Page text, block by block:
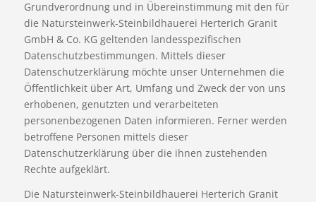
Grundverordnung und in Übereinstimmung mit den für
die Natursteinwerk-Steinbildhauerei Herterich Granit
GmbH & Co. KG geltenden landesspezifischen
Datenschutzbestimmungen. Mittels dieser
Datenschutzerklärung möchte unser Unternehmen die
Öffentlichkeit über Art, Umfang und Zweck der von uns
erhobenen, genutzten und verarbeiteten
personenbezogenen Daten informieren. Ferner werden
betroffene Personen mittels dieser
Datenschutzerklärung über die ihnen zustehenden
Rechte aufgeklärt.
Die Natursteinwerk-Steinbildhauerei Herterich Granit